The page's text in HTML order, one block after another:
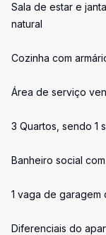
Sala de estar e
natural
Cozinha com
Área de serviço
3 Quartos, sendo 1
Banheiro social
1 vaga de garagem
Diferenciais do